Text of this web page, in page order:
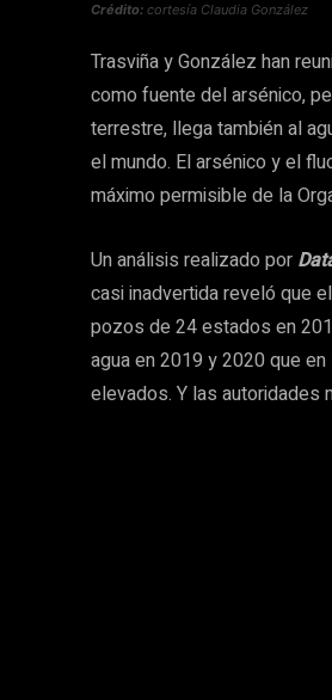
Crédito: cortesía Claudia González
Trasviña y González han
como fuente del arsénico,
terrestre, llega también al
el mundo. El arsénico y el
máximo permisible de la
Un análisis realizado por
casi inadvertida reveló que
pozos de 24 estados en
agua en 2019 y 2020 que
elevados. Y las autoridades